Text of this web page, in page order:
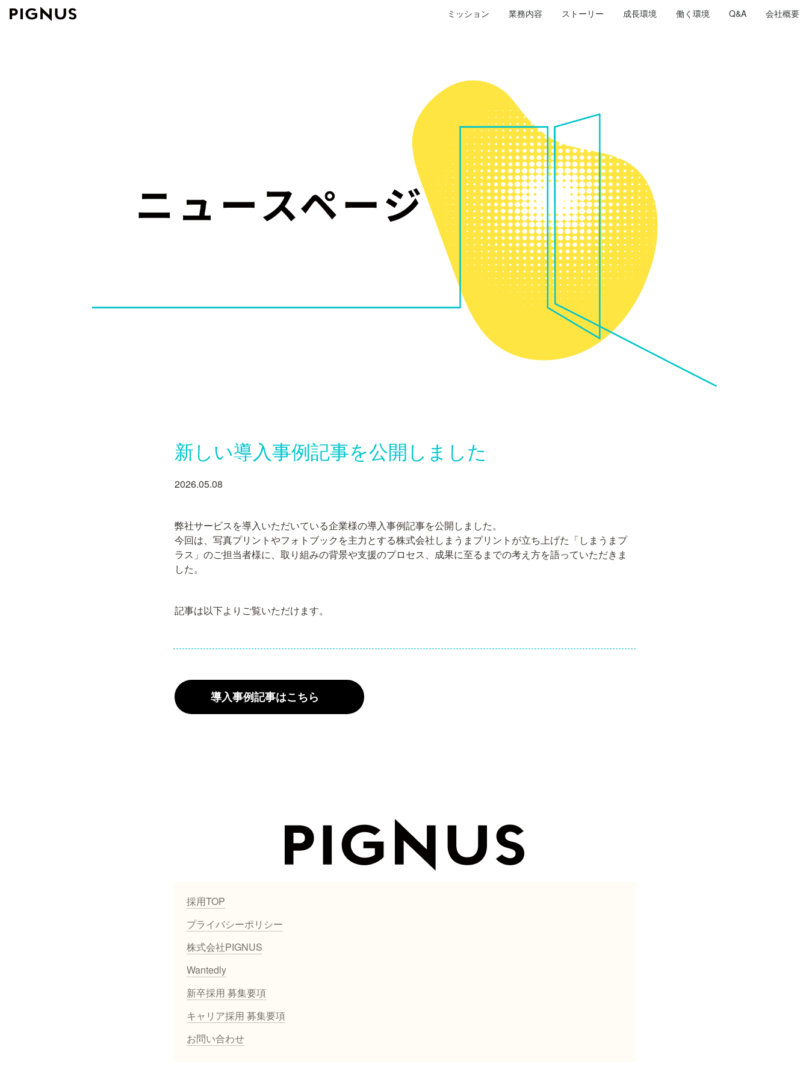
ミッション 業務内容 ストーリー 成長環境 働く環境 Q&A 会社概要
新しい導入事例記事を公開しました
2026.05.08
弊社サービスを導入いただいている企業様の導入事例記事を公開しました。
今回は、写真プリントやフォトブックを主力とする株式会社しまうまプリントが立ち上げた「しまうまプ
ラス」のご担当者様に、取り組みの背景や支援のプロセス、成果に至るまでの考え方を語っていただきま
した。
記事は以下よりご覧いただけます。
導入事例記事はこちら
採用TOP
プライバシーポリシー
株式会社PIGNUS
Wantedly
新卒採用 募集要項
キャリア採用 募集要項
お問い合わせ